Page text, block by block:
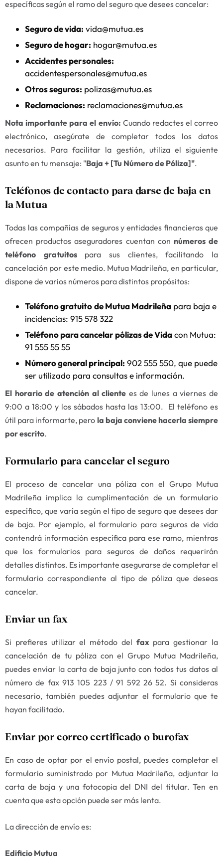
específicas según el ramo del seguro que desees cancelar:
Seguro de vida: vida@mutua.es
Seguro de hogar: hogar@mutua.es
Accidentes personales:
accidentespersonales@mutua.es
Otros seguros: polizas@mutua.es
Reclamaciones: reclamaciones@mutua.es
Nota importante para el envío: Cuando redactes el correo
electrónico, asegúrate de completar todos los datos
necesarios. Para facilitar la gestión, utiliza el siguiente
asunto en tu mensaje: "Baja + [Tu Número de Póliza]".
Teléfonos de contacto para darse de baja en
la Mutua
Todas las compañías de seguros y entidades financieras que
ofrecen productos aseguradores cuentan con números de
teléfono gratuitospara sus clientes, facilitando la
cancelación por este medio. Mutua Madrileña, en particular,
dispone de varios números para distintos propósitos:
Teléfono gratuitode Mutua Madrileña para baja e
incidencias: 915 578 322
Teléfono para cancelar pólizas de Vidacon Mutua:
91 555 55 55
Número general principal: 902 555 550, que puede
ser utilizado para consultas e información.
El horario de atención al cliente es de lunes a viernes de
9:00 a 18:00 y los sábados hasta las 13:00. El teléfono es
útil para informarte, pero la baja conviene hacerla siempre
por escrito.
Formulario para cancelar el seguro
El proceso de cancelar una póliza con el Grupo Mutua
Madrileña implica la cumplimentación de un formulario
específico, que varía según el tipo de seguro que desees dar
de baja. Por ejemplo, el formulario para seguros de vida
contendrá información específica para ese ramo, mientras
que los formularios para seguros de daños requerirán
detalles distintos. Es importante asegurarse de completar el
formulario correspondiente al tipo de póliza que deseas
cancelar.
Enviar un fax
Si prefieres utilizar el método del faxpara gestionar la
cancelación de tu póliza con el Grupo Mutua Madrileña,
puedes enviar la carta de baja junto con todos tus datos al
número de fax 913 105 223 / 91 592 26 52. Si consideras
necesario, también puedes adjuntar el formulario que te
hayan facilitado.
Enviar por correo certificado o burofax
En caso de optar por el envío postal, puedes completar el
formulario suministrado por Mutua Madrileña, adjuntar la
carta de baja y una fotocopia del DNI del titular. Ten en
cuenta que esta opción puede ser más lenta.
La dirección de envío es:
Edificio Mutua